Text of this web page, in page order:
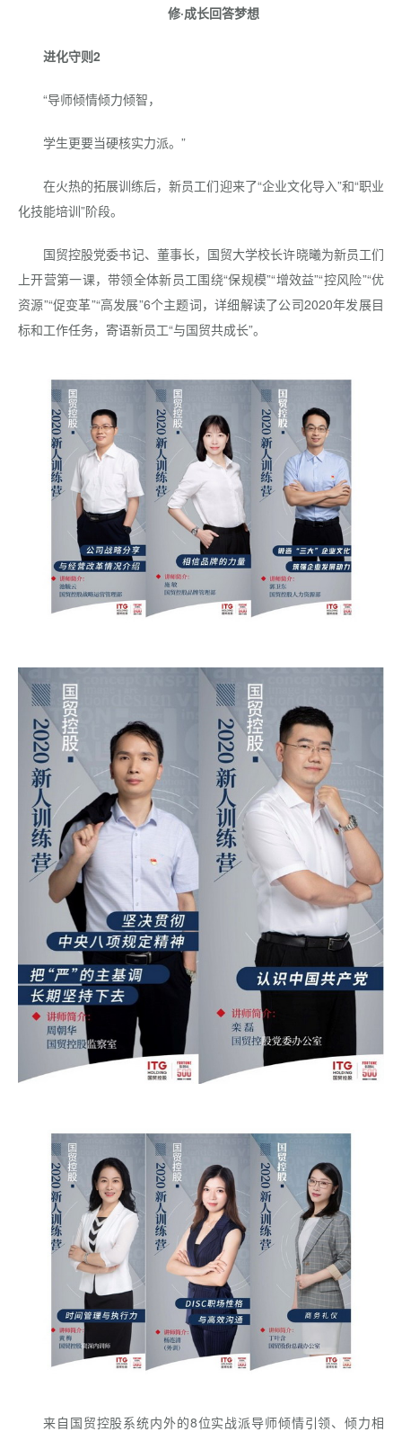
修·成长回答梦想
进化守则2
“导师倾情倾力倾智，
学生更要当硬核实力派。”
在火热的拓展训练后，新员工们迎来了“企业文化导入”和“职业
化技能培训”阶段。
国贸控股党委书记、董事长，国贸大学校长许晓曦为新员工们
上开营第一课，带领全体新员工围绕“保规模”“增效益”“控风险”“优
资源”“促变革”“高发展”6个主题词，详细解读了公司2020年发展目
标和工作任务，寄语新员工“与国贸共成长”。
来自国贸控股系统内外的8位实战派导师倾情引领、倾力相